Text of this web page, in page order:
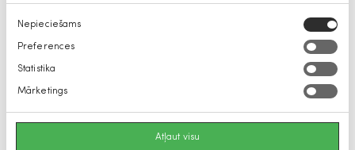
Piekrišanas
izvēle
Nepieciešams
Preferences
Statistika
Mārketings
Atļaut visu